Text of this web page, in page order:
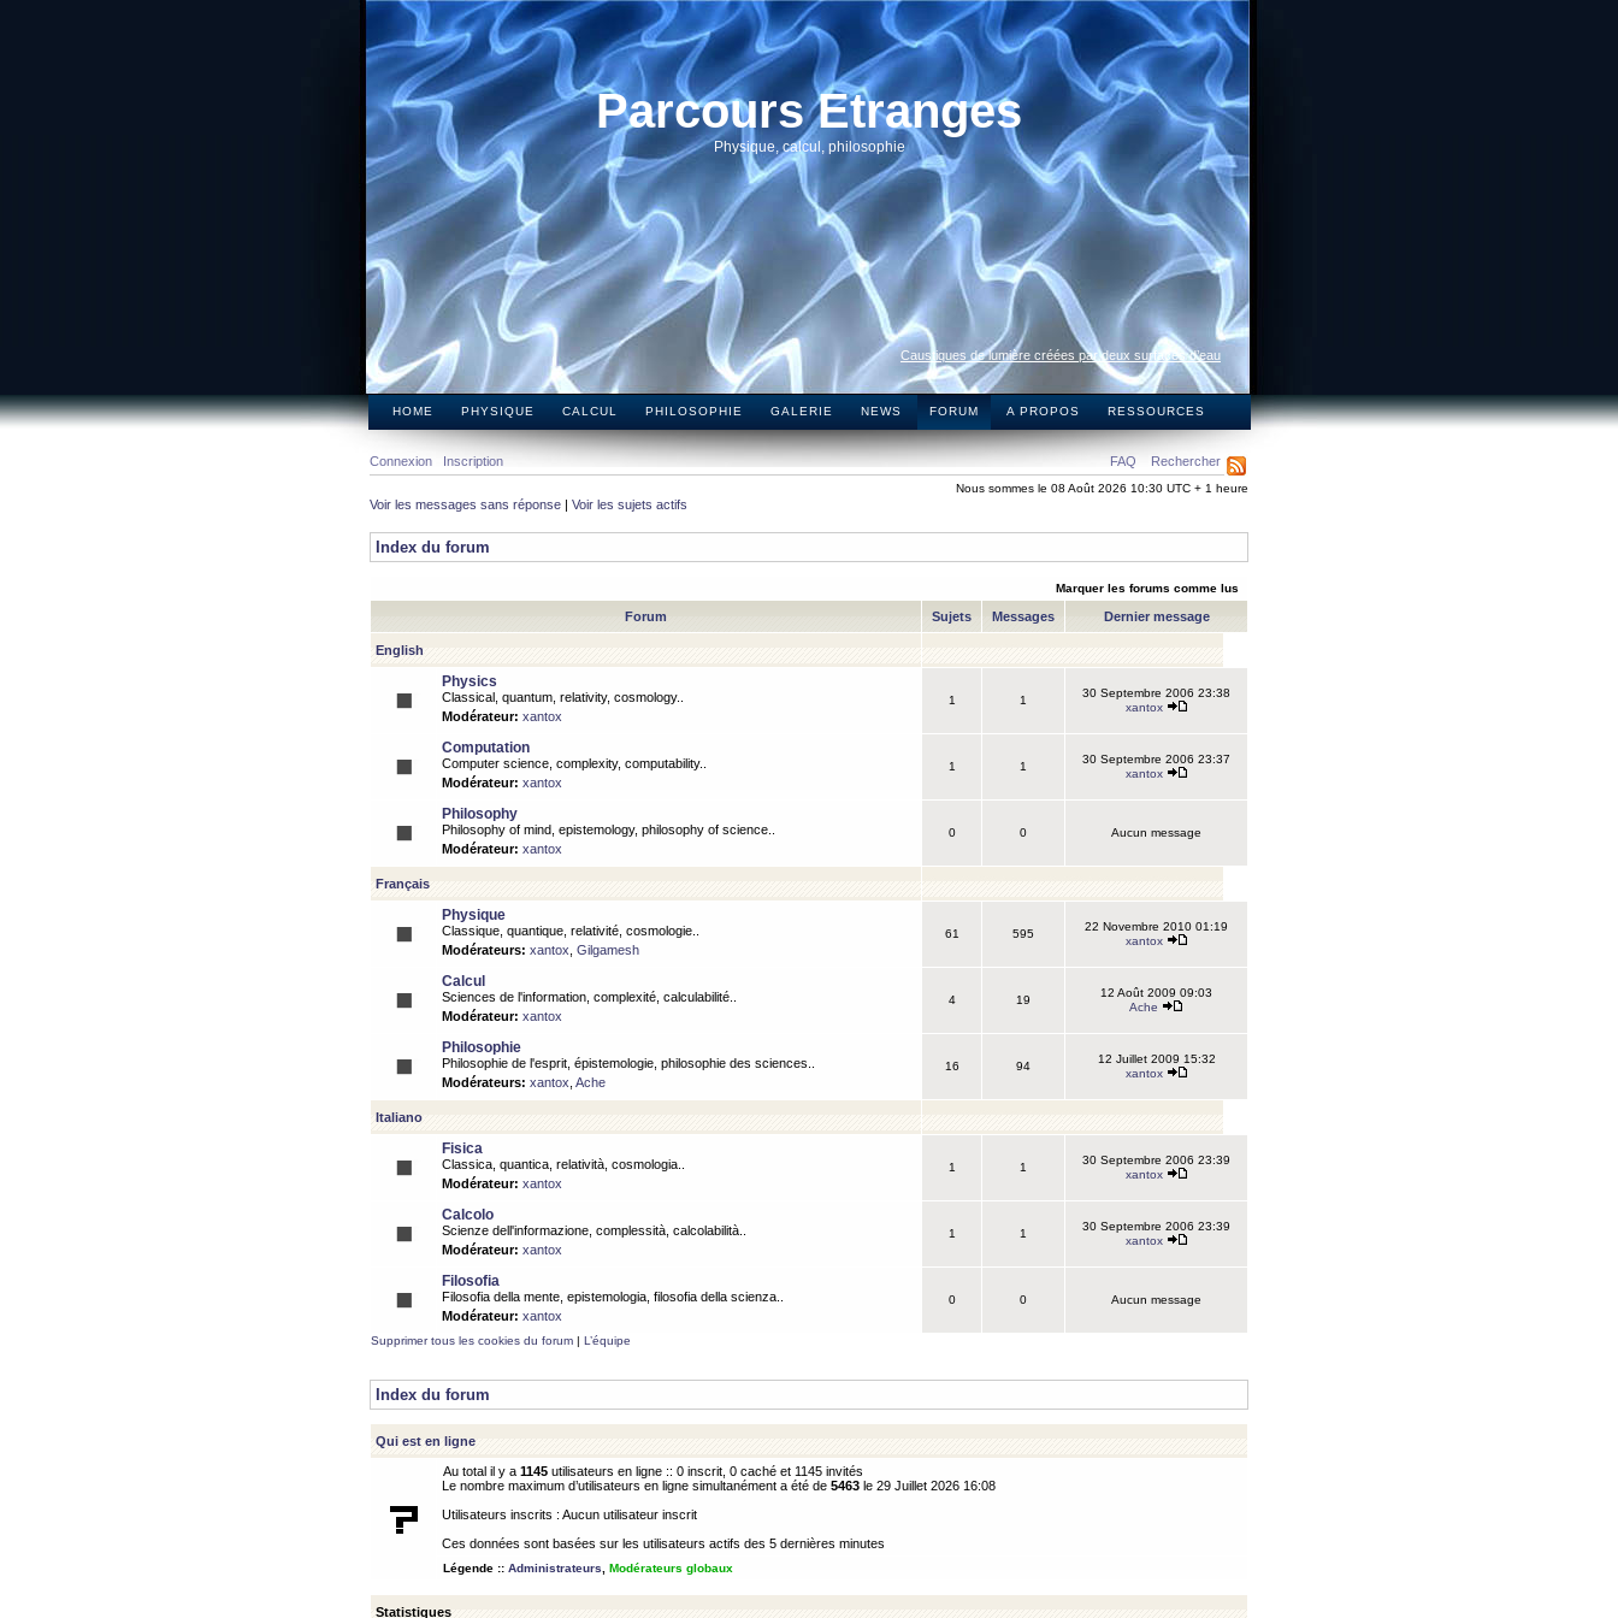
Parcours Etranges
Physique, calcul, philosophie
Caustiques de lumière créées par deux surfaces d’eau
HOME PHYSIQUE CALCUL PHILOSOPHIE GALERIE NEWS FORUM A PROPOS RESSOURCES
FAQ Rechercher
Connexion Inscription
Nous sommes le 08 Août 2026 10:30 UTC + 1 heure
Voir les messages sans réponse | Voir les sujets actifs
Index du forum
Marquer les forums comme lus
Forum Sujets Messages Dernier message
English
Physics
Classical, quantum, relativity, cosmology..
Modérateur: xantox
1 1
30 Septembre 2006 23:38
xantox
Computation
Computer science, complexity, computability..
Modérateur: xantox
1 1
30 Septembre 2006 23:37
xantox
Philosophy
Philosophy of mind, epistemology, philosophy of science..
Modérateur: xantox
0 0 Aucun message
Français
Physique
Classique, quantique, relativité, cosmologie..
Modérateurs: xantox Gilgamesh
61 595
22 Novembre 2010 01:19
xantox
Calcul
Sciences de l'information, complexité, calculabilité..
Modérateur: xantox
4 19
12 Août 2009 09:03
Ache
Philosophie
Philosophie de l'esprit, épistemologie, philosophie des sciences..
Modérateurs: xantox Ache
16 94
12 Juillet 2009 15:32
xantox
Italiano
Fisica
Classica, quantica, relatività, cosmologia..
Modérateur: xantox
1 1
30 Septembre 2006 23:39
xantox
Calcolo
Scienze dell'informazione, complessità, calcolabilità..
Modérateur: xantox
1 1
30 Septembre 2006 23:39
xantox
Filosofia
Filosofia della mente, epistemologia, filosofia della scienza..
Modérateur: xantox
0 0 Aucun message
Supprimer tous les cookies du forum | L’équipe
Index du forum
Qui est en ligne
Au total il y a 1145 utilisateurs en ligne :: 0 inscrit, 0 caché et 1145 invités
Le nombre maximum d’utilisateurs en ligne simultanément a été de 5463 le 29 Juillet 2026 16:08
Utilisateurs inscrits : Aucun utilisateur inscrit
Ces données sont basées sur les utilisateurs actifs des 5 dernières minutes
Légende :: Administrateurs Modérateurs globaux
Statistiques